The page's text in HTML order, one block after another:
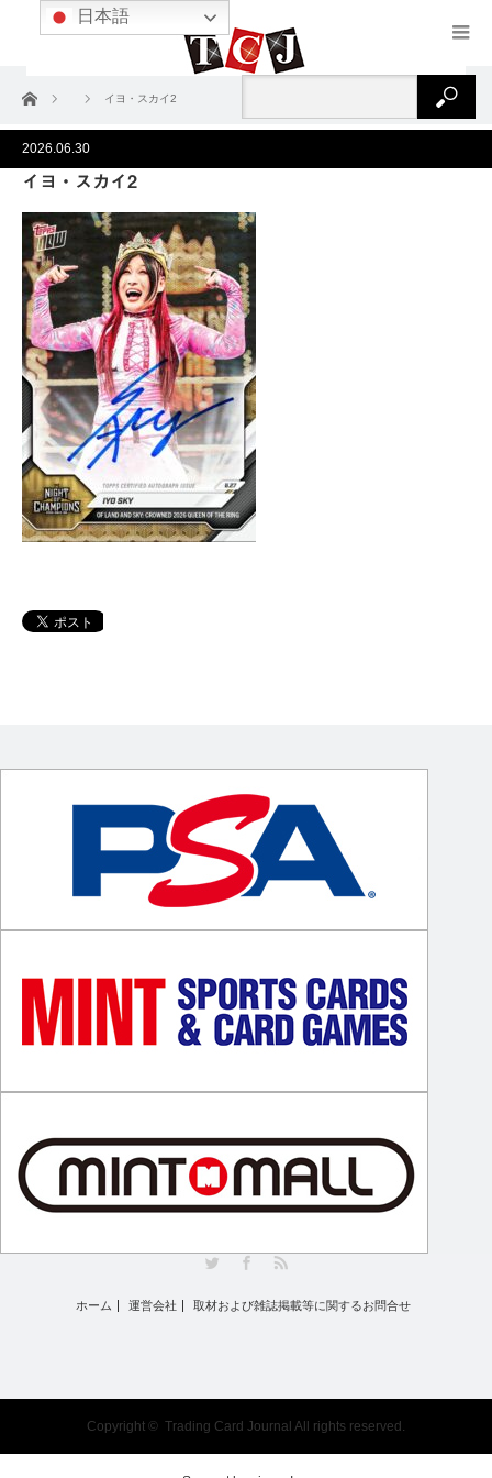
ホーム イヨ・スカイ2
2026.06.30
イヨ・スカイ2
ホーム 運営会社 取材および雑誌掲載等に関するお問合せ
Copyright © Trading Card Journal All rights reserved.
日本語